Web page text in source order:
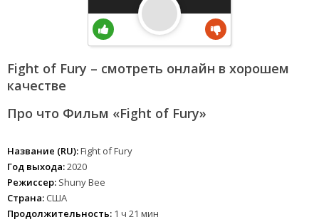
Fight of Fury – смотреть онлайн в хорошем
качестве
Про что Фильм «Fight of Fury»
Название (RU):Fight of Fury
Год выхода:2020
Режиссер: Shuny Bee
Страна: США
Продолжительность: 1 ч 21 мин